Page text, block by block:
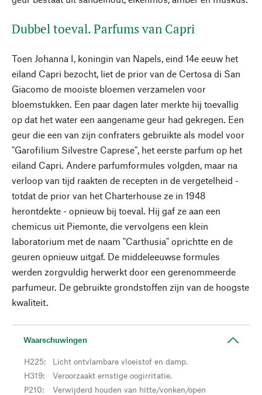
Dubbel toeval. Parfums van Capri
Toen Johanna I, koningin van Napels, eind 14e eeuw het
eiland Capri bezocht, liet de prior van de Certosa di San
Giacomo de mooiste bloemen verzamelen voor
bloemstukken. Een paar dagen later merkte hij toevallig
op dat het water een aangename geur had gekregen. Een
geur die een van zijn confraters gebruikte als model voor
"Garofilium Silvestre Caprese", het eerste parfum op het
eiland Capri. Andere parfumformules volgden, maar na
verloop van tijd raakten de recepten in de vergetelheid -
totdat de prior van het Charterhouse ze in 1948
herontdekte - opnieuw bij toeval. Hij gaf ze aan een
chemicus uit Piemonte, die vervolgens een klein
laboratorium met de naam "Carthusia" oprichtte en de
geuren opnieuw uitgaf. De middeleeuwse formules
werden zorgvuldig herwerkt door een gerenommeerde
parfumeur. De gebruikte grondstoffen zijn van de hoogste
kwaliteit.
Waarschuwingen
H225:
Licht ontvlambare vloeistof en damp.
H319:
Veroorzaakt ernstige oogirritatie.
P210:
Verwijderd houden van hitte/vonken/open